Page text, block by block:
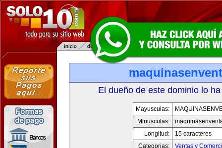
El dueño de este dominio lo
Mayusculas:
Minusculas:
Longitud:
15 caracteres
Categorias:
Ventas y